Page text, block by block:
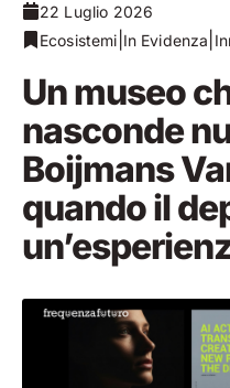
22 Luglio 2026
Ecosistemi In Evidenza
Un museo
nasconde
Boijmans
quando il